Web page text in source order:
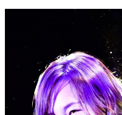
ショッピング
その他